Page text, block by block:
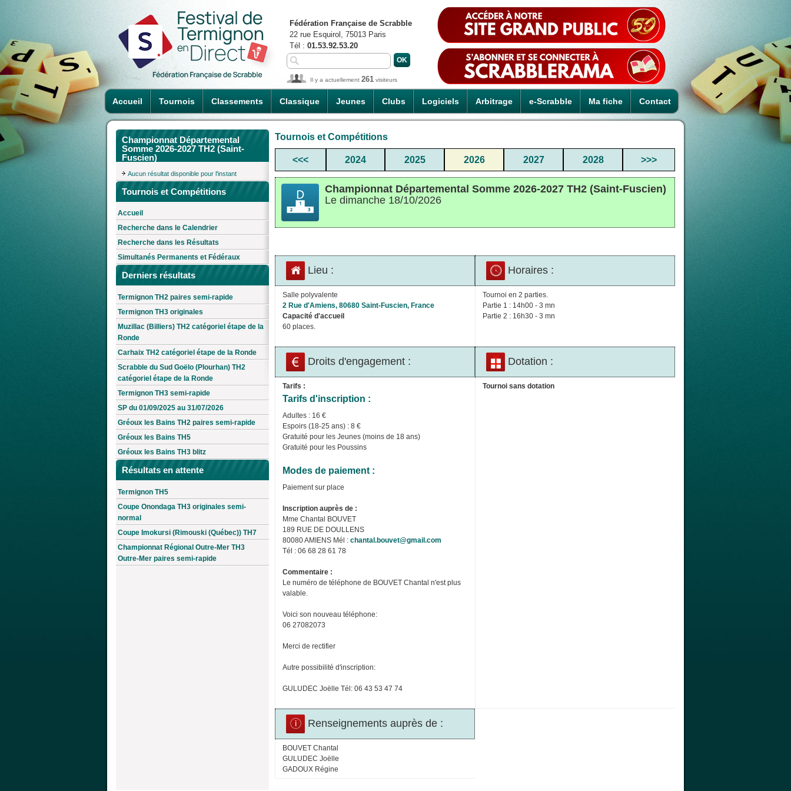
Accueil Tournois Classements Classique Jeunes Clubs Logiciels Arbitrage e-Scrabble Ma fiche Contact
Fédération Française de Scrabble
22 rue Esquirol, 75013 Paris
Tél : 01.53.92.53.20
Il y a actuellement 261 visiteurs
Championnat Départemental
Somme 2026-2027 TH2 (Saint-
Fuscien)
Aucun résultat disponible pour l'instant
Tournois et Compétitions
Accueil
Recherche dans le Calendrier
Recherche dans les Résultats
Simultanés Permanents et Fédéraux
Derniers résultats
Termignon TH2 paires semi-rapide
Termignon TH3 originales
Muzillac (Billiers) TH2 catégoriel étape de la
Ronde
Carhaix TH2 catégoriel étape de la Ronde
Scrabble du Sud Goëlo (Plourhan) TH2
catégoriel étape de la Ronde
Termignon TH3 semi-rapide
SP du 01/09/2025 au 31/07/2026
Gréoux les Bains TH2 paires semi-rapide
Gréoux les Bains TH5
Gréoux les Bains TH3 blitz
Résultats en attente
Termignon TH5
Coupe Onondaga TH3 originales semi-
normal
Coupe Imokursi (Rimouski (Québec)) TH7
Championnat Régional Outre-Mer TH3
Outre-Mer paires semi-rapide
Tournois et Compétitions
<<< 2024 2025 2026 2027 2028 >>>
Championnat Départemental Somme 2026-2027 TH2 (Saint-Fuscien)
Le dimanche 18/10/2026
Lieu : Horaires :
Salle polyvalente
2 Rue d'Amiens, 80680 Saint-Fuscien, France
Capacité d'accueil
60 places.
Tournoi en 2 parties.
Partie 1 : 14h00 - 3 mn
Partie 2 : 16h30 - 3 mn
Droits d'engagement : Dotation :
Tarifs :
Tarifs d'inscription :
Adultes : 16 €
Espoirs (18-25 ans) : 8 €
Gratuité pour les Jeunes (moins de 18 ans)
Gratuité pour les Poussins
Modes de paiement :
Paiement sur place
Inscription auprès de :
Mme Chantal BOUVET
189 RUE DE DOULLENS
80080 AMIENS Mél : chantal.bouvet@gmail.com
Tél : 06 68 28 61 78
Commentaire :
Le numéro de téléphone de BOUVET Chantal n'est plus
valable.
Voici son nouveau téléphone:
06 27082073
Merci de rectifier
Autre possibilité d'inscription:
GULUDEC Joëlle Tél: 06 43 53 47 74
Tournoi sans dotation
Renseignements auprès de :
BOUVET Chantal
GULUDEC Joëlle
GADOUX Régine